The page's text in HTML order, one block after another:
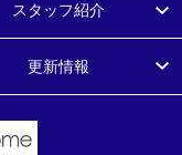
スタッフ紹介
更新情報